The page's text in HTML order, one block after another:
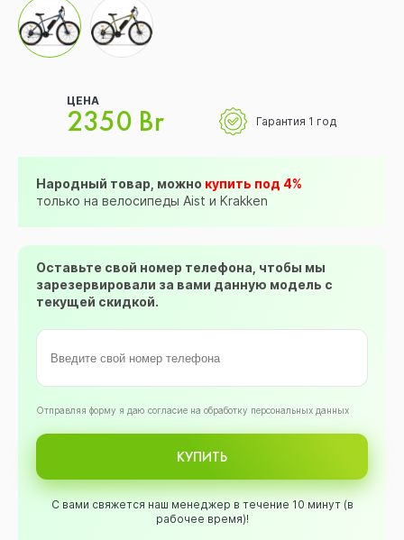
ЦЕНА
2350 Br Гарантия 1 год
Народный товар, можно купить под 4%
только на велосипеды Aist и Krakken
Оставьте свой номер телефона, чтобы мы
зарезервировали за вами данную модель с
текущей скидкой.
Oтправляя форму я даю согласие на обработку персональных данных
КУПИТЬ
С вами свяжется наш менеджер в течение 10 минут (в
рабочее время)!